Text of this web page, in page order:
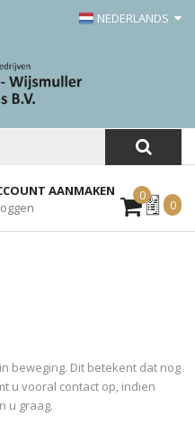
NEDERLANDS
AANMAKEN
0Mijn
Offerte
0
beweging. Dit betekent dat nog
u vooral contact op, indien
u graag.